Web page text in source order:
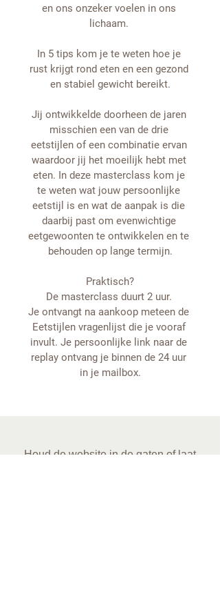
en ons onzeker voelen in ons
lichaam.
In 5 tips kom je te weten hoe je
rust krijgt rond eten en een gezond
en stabiel gewicht bereikt.
Jij ontwikkelde doorheen de jaren
misschien een van de drie
eetstijlen of een combinatie ervan
waardoor jij het moeilijk hebt met
eten. In deze masterclass kom je
te weten wat jouw persoonlijke
eetstijl is en wat de aanpak is die
daarbij past om evenwichtige
eetgewoonten te ontwikkelen en te
behouden op lange termijn.
Praktisch?
De masterclass duurt 2 uur.
Je ontvangt na aankoop meteen de
Eetstijlen vragenlijst die je vooraf
invult. Je persoonlijke link naar de
replay ontvang je binnen de 24 uur
in je mailbox.
Houd de website in de gaten of laat